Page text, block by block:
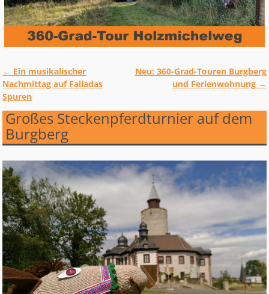
Artikelnavigation
← Ein musikalischer
Nachmittag auf Falladas
Spuren
Neu: 360-Grad-Touren Burgberg
und Ferienwohnung →
Großes Steckenpferdturnier auf dem
Burgberg